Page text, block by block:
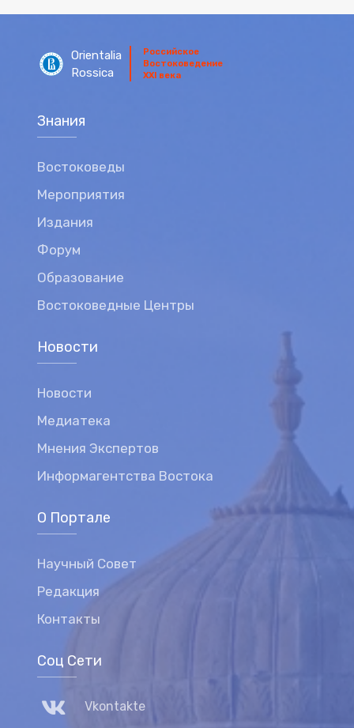
Orientalia
Rossica
Российское
Востоковедение
XXI века
Знания
Востоковеды
Мероприятия
Издания
Форум
Образование
Востоковедные Центры
Новости
Новости
Медиатека
Мнения Экспертов
Информагентства Востока
О Портале
Научный Совет
Редакция
Контакты
Соц Сети
Vkontakte